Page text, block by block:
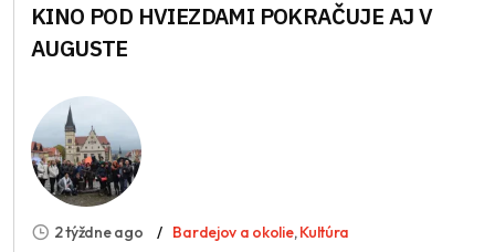
KINO POD HVIEZDAMI POKRAČUJE AJ V
AUGUSTE
2 týždne ago Bardejov a okolie,Kultúra